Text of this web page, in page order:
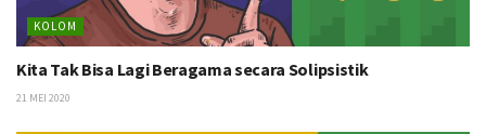
KOLOM
Kita Tak Bisa Lagi Beragama secara Solipsistik
21 MEI 2020